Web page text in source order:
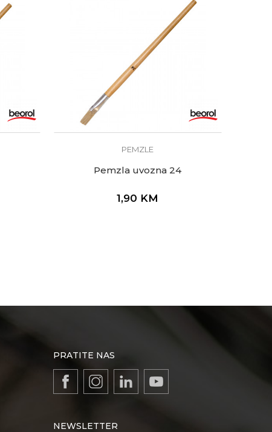
PEMZLE
Pemzla uvozna 24
1,90 KM
PRATITE NAS
NEWSLETTER